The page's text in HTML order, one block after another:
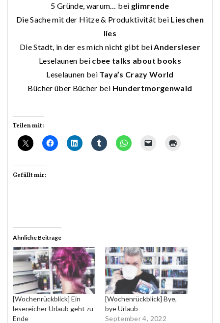
5 Gründe, warum…
bei glimrende
Die Sache mit der Hitze & Produktivität bei Lieschen
lies
Die Stadt, in der es mich nicht gibt bei Andersleser
Leselaunen bei cbee talks about books
Leselaunen bei Taya’s Crazy World
Bücher über Bücher bei Hundertmorgenwald
Teilen mit:
Gefällt mir:
Ähnliche Beiträge
[Wochenrückblick] Ein
lesereicher Urlaub geht zu
Ende
[Wochenrückblick] Bye,
bye Urlaub
September 4, 2022